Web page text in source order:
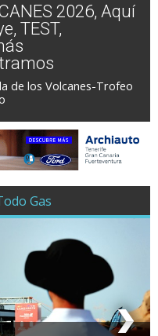
2026, Aquí
TEST,
de los Volcanes-Trofeo
Gas